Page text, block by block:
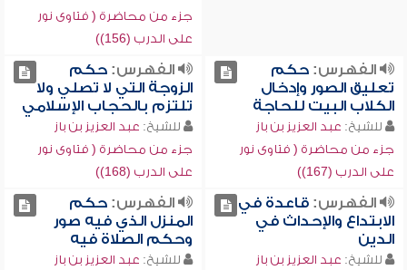
جزء من محاضرة ( فتاوى نور
على الدرب (156))
الفهرس:حكم
تعليق الصور وإدخال
الكلاب البيت للحاجة
للشيخ: عبد العزيز بن باز
جزء من محاضرة ( فتاوى نور
على الدرب (167))
الفهرس:حكم
الزوجة التي لا تصلي ولا
تلتزم بالحجاب الإسلامي
للشيخ: عبد العزيز بن باز
جزء من محاضرة ( فتاوى نور
على الدرب (168))
الفهرس:قاعدة في
الابتداع والإحداث في
الدين
للشيخ: عبد العزيز بن باز
الفهرس:حكم
المنزل الذي فيه صور
وحكم الصلاة فيه
للشيخ: عبد العزيز بن باز